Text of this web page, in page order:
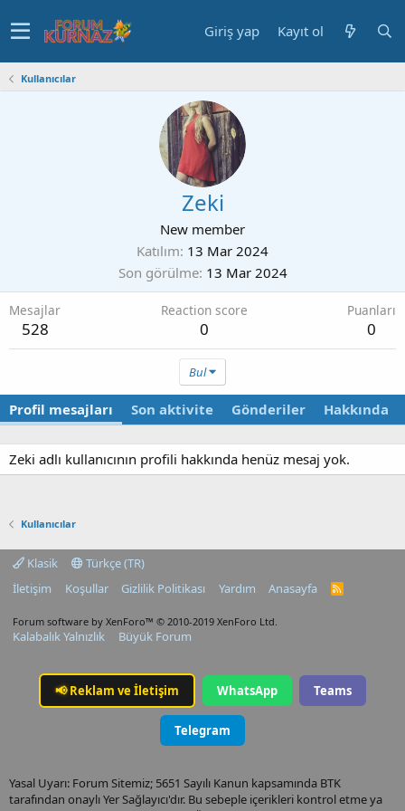
Giriş yap Kayıt ol
Kullanıcılar
Zeki
New member
Katılım 13 Mar 2024
Son görülme 13 Mar 2024
Mesajlar
528
Reaction score
0
Puanları
0
Bul
Profil mesajları Son aktivite Gönderiler Hakkında
Zeki adlı kullanıcının profili hakkında henüz mesaj yok.
Kullanıcılar
Klasik
Türkçe (TR)
İletişim
Koşullar Gizlilik Politikası Yardım Anasayfa
R
Forum software by XenForo™ © 2010-2019 XenForo Ltd.
Kalabalık Yalnızlık Büyük Forum
📢Reklam ve İletişim WhatsApp Teams
Telegram
Yasal Uyarı: Forum Sitemiz; 5651 Sayılı Kanun kapsamında BTK
tarafından onaylı Yer Sağlayıcı'dır. Bu sebeple içerikleri kontrol etme ya